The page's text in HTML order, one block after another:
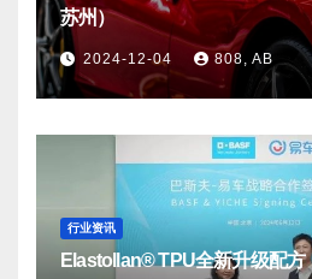
苏州）
2024-12-04 808, AB
行业资讯
Elastollan® TPU全新升级配